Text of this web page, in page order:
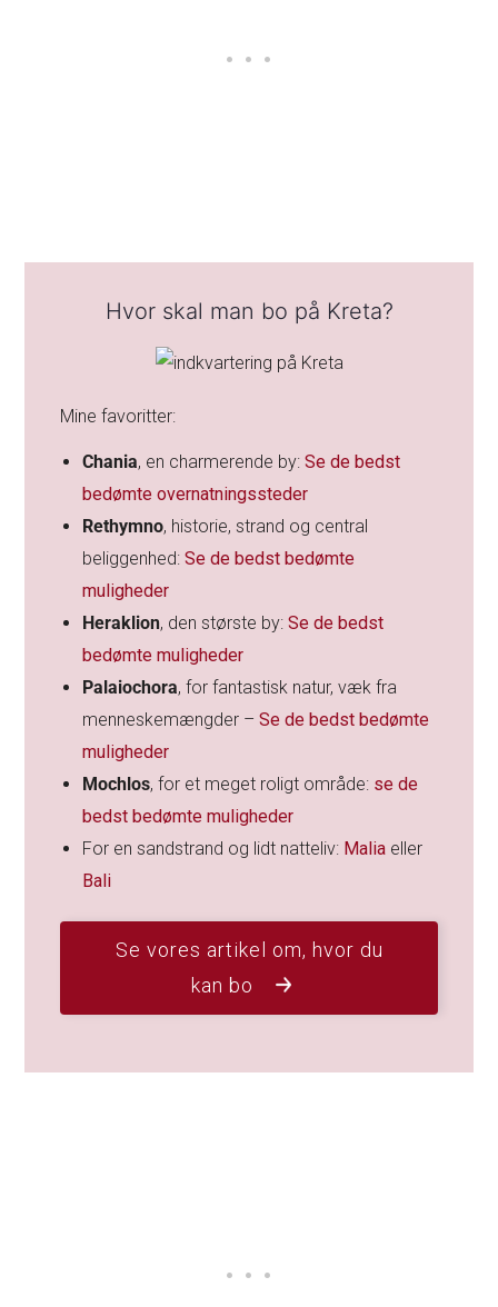
Hvor skal man bo på Kreta?
Mine favoritter:
Chania, en charmerende by:Se de bedst
bedømte overnatningssteder
Rethymno, historie, strand og central
beliggenhed:Se de bedst bedømte
muligheder
Heraklion, den største by:Se de bedst
bedømte muligheder
Palaiochora, for fantastisk natur, væk fra
menneskemængder –Se de bedst bedømte
muligheder
Mochlos, for et meget roligt område: se de
bedst bedømte muligheder
For en sandstrand og lidt natteliv: Malia eller
Bali
Se vores artikel om, hvor du
kan bo